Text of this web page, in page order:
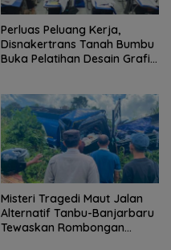
Perluas Peluang Kerja,
Disnakertrans Tanah Bumbu
Buka Pelatihan Desain Grafis
Misteri Tragedi Maut Jalan
Alternatif Tanbu-Banjarbaru
Tewaskan Rombongan